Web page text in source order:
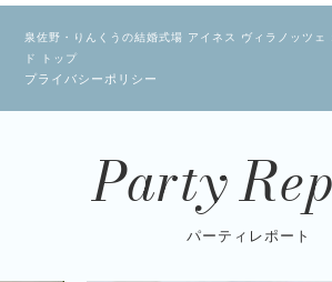
泉佐野・りんくうの結婚式場 アイネス ヴィラノッツェ
ド トップ
プライバシーポリシー
Party
パーティレポート